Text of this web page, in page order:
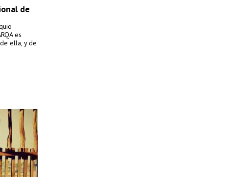
de
es
ella, y de